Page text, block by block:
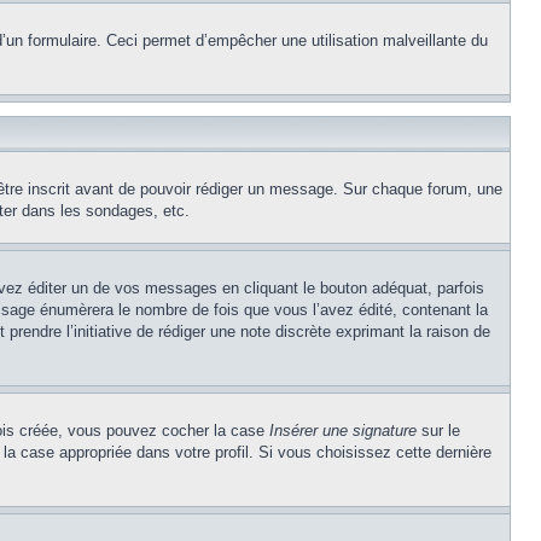
formulaire. Ceci permet d’empêcher une utilisation malveillante du
inscrit avant de pouvoir rédiger un message. Sur chaque forum, une
dans les sondages, etc.
éditer un de vos messages en cliquant le bouton adéquat, parfois
énumèrera le nombre de fois que vous l’avez édité, contenant la
prendre l’initiative de rédiger une note discrète exprimant la raison de
créée, vous pouvez cocher la case Insérer une signature sur le
case appropriée dans votre profil. Si vous choisissez cette dernière